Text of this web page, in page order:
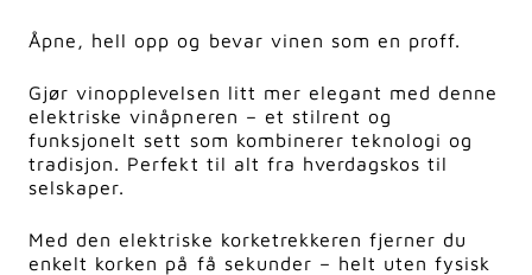
Åpne, hell opp og bevar vinen som en proff.
Gjør vinopplevelsen litt mer elegant med denne
elektriske vinåpneren – et stilrent og
funksjonelt sett som kombinerer teknologi og
tradisjon. Perfekt til alt fra hverdagskos til
selskaper.
Med den elektriske korketrekkeren fjerner du
enkelt korken på få sekunder – helt uten fysisk